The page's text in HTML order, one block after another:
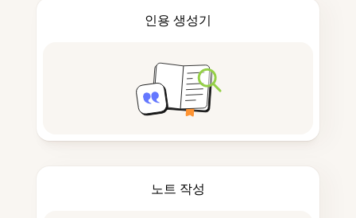
인용 생성기
노트 작성